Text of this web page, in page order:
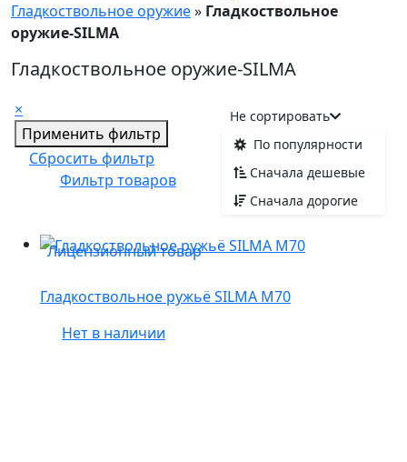
Гладкоствольное оружие» Гладкоствольное
оружие-SILMA
Гладкоствольное оружие-SILMA
×
Применить фильтр
Сбросить фильтр
Фильтр товаров
Не сортировать
По популярности
Сначала дешевые
Сначала дорогие
Лицензионный товар
Гладкоствольное ружьё SILMA M70
Нет в наличии